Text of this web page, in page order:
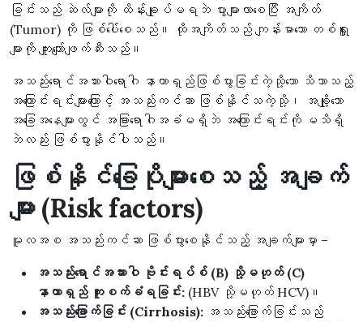
ခြင်းသည် ဆဲလ်များကို ထိန်းချုပ်မရဘဲ ပွားများလာစေပြီး အကျိတ်
(Tumor) ကို ဖြစ်ပေါ်စေသည်။ ထိုအကျိတ်သည် ကျန်းမာသော တစ်ရှူး
များကို ကျူးကျော်ဖျက်ဆီးသည်။
အသည်းရောင်အသားဝါရောဂါ နာတာရှည်ဖြစ်ပွားခြင်းကဲ့သို့သော သိသာသည့်
အကြောင်းရင်းများကြောင့် အသည်းကင်ဆာ ဖြစ်နိုင်သကဲ့သို့၊ အချို့သော
အခြေအနေများတွင် အခြားရောဂါအခံမရှိဘဲ အကြောင်းရင်းကို မသိရှိ
ဘဲလည်း ဖြစ်ပွားနိုင်ပါသည်။
ဖြစ်နိုင်ခြေပိုများစေသည့် အချက်
များ (Risk factors)
မူလအစ အသည်းကင်ဆာ ဖြစ်ပွားစေနိုင်သည့် အချက်များမှာ –
အသည်းရောင်အသားဝါ ဗိုင်းရပ်စ် (B) သို့မဟုတ် (C)
နာတာရှည် ကူးစက်ခံရခြင်း: (HBV သို့မဟုတ် HCV)။
အသည်းခြောက်ခြင်း (Cirrhosis): အသည်းခြောက်ခြင်းသည်